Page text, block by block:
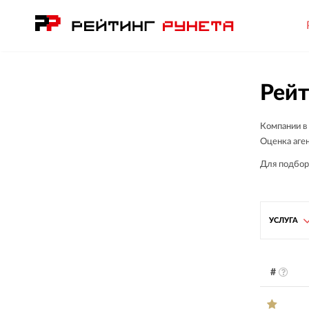
Компании в
Оценка
Для
УСЛУГА
#